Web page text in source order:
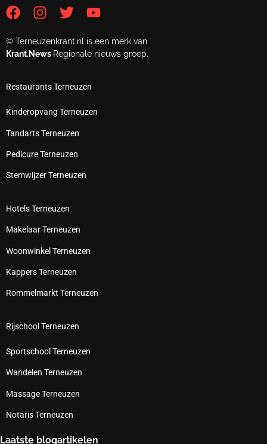
© Terneuzenkrant.nl is een merk van
Krant.News Regionale nieuws groep.
Restaurants Terneuzen
Kinderopvang Terneuzen
Tandarts Terneuzen
Pedicure Terneuzen
Stemwijzer Terneuzen
Hotels Terneuzen
Makelaar Terneuzen
Woonwinkel Terneuzen
Kappers Terneuzen
Rommelmarkt Terneuzen
Rijschool Terneuzen
Sportschool Terneuzen
Wandelen Terneuzen
Massage Terneuzen
Notaris Terneuzen
Laatste blogartikelen